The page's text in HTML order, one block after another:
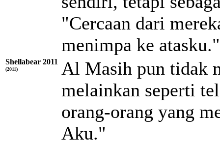
"Cercaan dari
menimpa ke atasku."
Shellabear 2011
(2011)
Al Masih pun tidak
melainkan seperti
orang-orang yang
Aku."